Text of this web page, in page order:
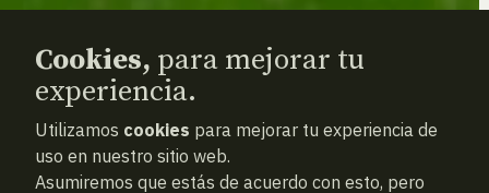
Cookies, para mejorar tu
experiencia.
Utilizamos cookies para mejorar tu experiencia de
uso en nuestro sitio web.
Asumiremos que estás de acuerdo con esto, pero